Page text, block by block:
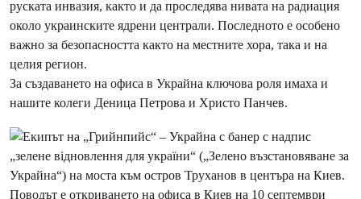
руската инвазия, както и да проследява нивата на радиация
около украинските ядрени централи. Последното е особено
важно за безопасността както на местните хора, така и на
целия регион.
За създаването на офиса в Украйна ключова роля имаха и
нашите колеги Деница Петрова и Христо Панчев.